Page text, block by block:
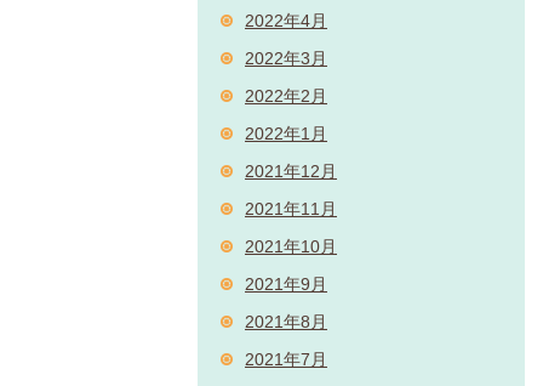
2022年4月
2022年3月
2022年2月
2022年1月
2021年12月
2021年11月
2021年10月
2021年9月
2021年8月
2021年7月